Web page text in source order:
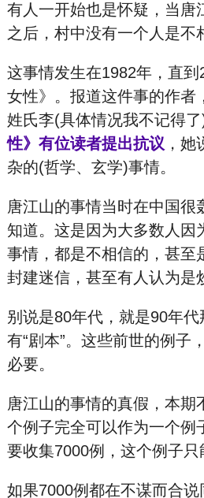
有人一开始也是怀疑，当唐
之后，村中没有一个人是不
这事情发生在1982年，直
女性》。报道这件事的作者
姓氏李(具体情况我不记得了
性》有位读者提出抗议 ，
杂的(哲学、玄学)事情。
唐江山的事情当时在中国很
知道。这是因为大多数人因
事情，都是不相信的，甚至
封建迷信，甚至有人认为是
别说是80年代，就是90年
有“剧本”。这些前世的例子
必要。
唐江山的事情的真假，本期
个例子完全可以作为一个例
要收集7000例，这个例子只
如果7000例都在不谋而合